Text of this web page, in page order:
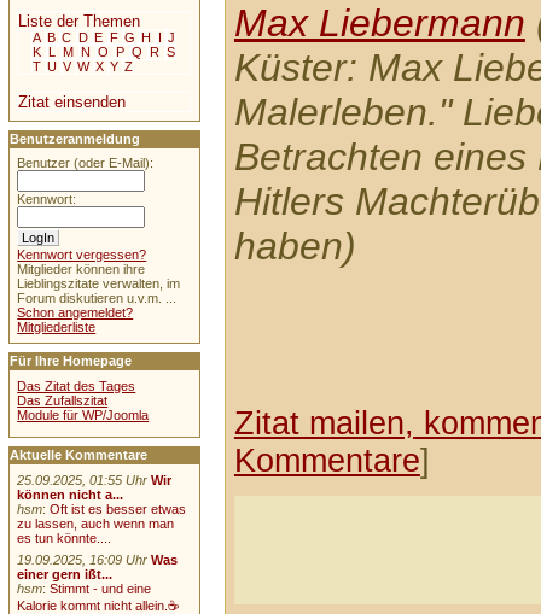
Max Liebermann
Küster: Max
Malerleben."
Betrachten
Hitlers
haben)
Zitat mailen,
Kommentare]
Liste der Themen
A B C D E F G H I J
K L M N O P Q R S
T U V W X Y Z
Zitat einsenden
Benutzeranmeldung
Benutzer (oder E-Mail):
Kennwort:
Kennwort vergessen?
Mitglieder können ihre
Lieblingszitate verwalten, im
Forum diskutieren u.v.m. ...
Schon angemeldet?
Mitgliederliste
Für Ihre Homepage
Das Zitat des Tages
Das Zufallszitat
Module für WP/Joomla
Aktuelle Kommentare
25.09.2025, 01:55 Uhr Wir
können nicht a...
hsm:Oft ist es besser etwas
zu lassen, auch wenn man
es tun könnte....
19.09.2025, 16:09 Uhr Was
einer gern ißt...
hsm:Stimmt - und eine
Kalorie kommt nicht allein.☕